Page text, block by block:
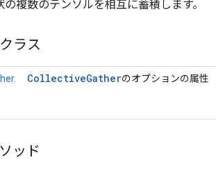
複数のテンソルを相互に蓄積します。
ラス
CollectiveGatherのオプションの属性
ッド